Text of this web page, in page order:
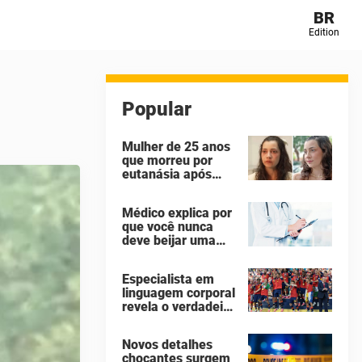
BR
Edition
Popular
Mulher de 25 anos
que morreu por
eutanásia após
seus agressores
em um diário
secreto
Médico explica por
que você nunca
deve beijar uma
Especialista em
linguagem corporal
revela o verdadeiro
mexido enquanto a
Novos detalhes
chocantes surgem